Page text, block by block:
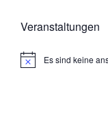
Veranstaltungen
N
Es sind keine